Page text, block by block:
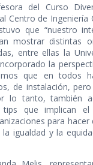
del Curso
Centro de Ingeniería
que “nuestro
mostrar distintas
entre ellas la
la
que en todos
de instalación,
lo tanto, también
tips que implican
para hacer
igualdad y la